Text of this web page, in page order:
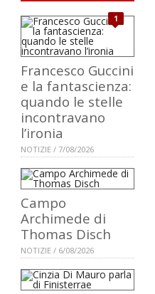
1
Francesco Guccini
e la fantascienza:
quando le stelle
incontravano
l’ironia
NOTIZIE / 7/08/2026
Campo
Archimede di
Thomas Disch
NOTIZIE / 6/08/2026